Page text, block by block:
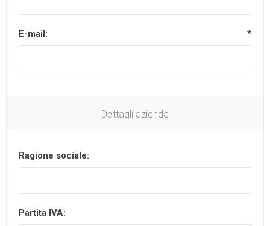
E-mail: *
Dettagli azienda
Ragione sociale:
Partita IVA: